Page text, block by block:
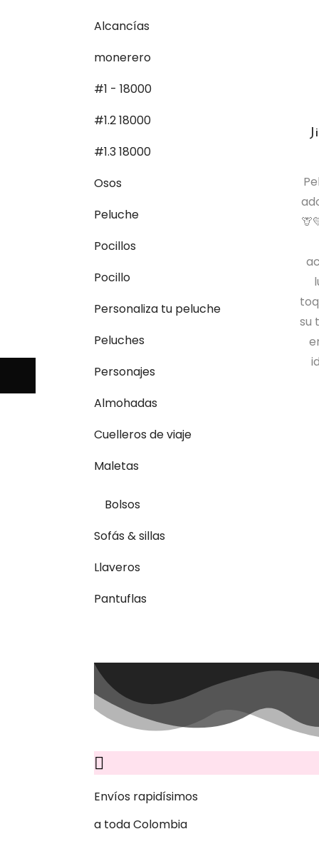
su
Alcancías
monerero
#1 - 18000
#1.2 18000
#1.3 18000
Osos
Peluche
Pocillos
Pocillo
Personaliza tu peluche
Peluches
Personajes
Almohadas
Cuelleros de viaje
Maletas
Bolsos
Sofás & sillas
Llaveros
Pantuflas
Envíos rapidísimos
a toda Colombia